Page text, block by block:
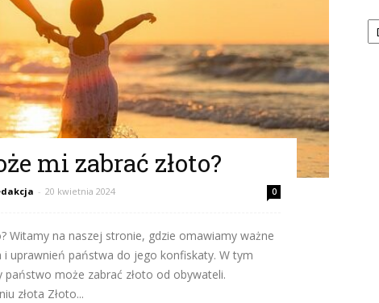
mi zabrać złoto?
- 20 kwietnia 2024 0
Witamy na naszej stronie, gdzie omawiamy ważne
i uprawnień państwa do jego konfiskaty. W tym
może zabrać złoto od obywateli.
złota Złoto...